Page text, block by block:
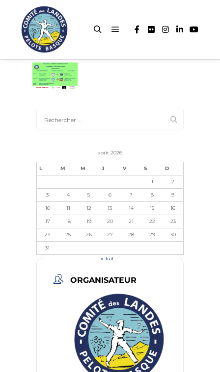
août 2026
L M M J V S D
1 2
3 4 5 6 7 8 9
10 11 12 13 14 15 16
17 18 19 20 21 22 23
24 25 26 27 28 29 30
31
« Juil
ORGANISATEUR